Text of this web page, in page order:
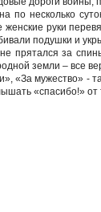
по несколько
руки
подушки и
прятался за
земли – все
«За мужество» -
«спасибо!»